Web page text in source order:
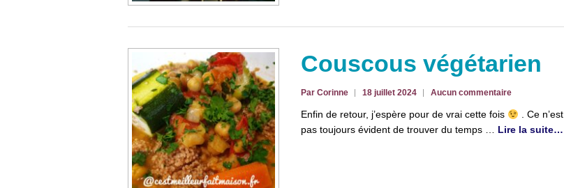
Couscous végétarien
Par Corinne 18 juillet 2024 Aucun commentaire
Enfin de retour, j’espère pour de vrai cette fois
. Ce n’est
pas toujours évident de trouver du temps … Lire la suite…